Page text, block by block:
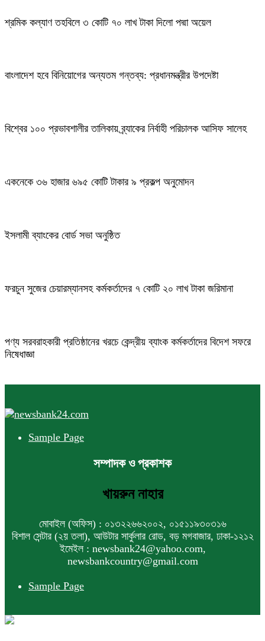
শ্রমিক কল্যাণ তহবিলে ৩ কোটি ৭০ লাখ টাকা দিলো পদ্মা অয়েল
বাংলাদেশ হবে বিনিয়োগের অন্যতম গন্তব্য: প্রধানমন্ত্রীর উপদেষ্টা
বিশ্বের ১০০ প্রভাবশালীর তালিকায় ব্র্যাকের নির্বাহী পরিচালক আসিফ সালেহ
একনেকে ৩৬ হাজার ৬৯৫ কোটি টাকার ৯ প্রকল্প অনুমোদন
ইসলামী ব্যাংকের বোর্ড সভা অনুষ্ঠিত
ফরচুন সুজের চেয়ারম্যানসহ কর্মকর্তাদের ৭ কোটি ২০ লাখ টাকা জরিমানা
পণ্য সরবরাহকারী প্রতিষ্ঠানের খরচে কেন্দ্রীয় ব্যাংক কর্মকর্তাদের বিদেশ সফরে
নিষেধাজ্ঞা
Sample Page
সম্পাদক ও প্রকাশক
খায়রুন নাহার
মোবাইল (অফিস) : ০১৩২২৬৬২০০২, ০১৫১১৯৩০৩১৬
বিশাল সেন্টার (২য় তলা), আউটার সার্কুলার রোড, বড় মগবাজার, ঢাকা-১২১২
ইমেইল : newsbank24@yahoo.com,
newsbankcountry@gmail.com
Sample Page